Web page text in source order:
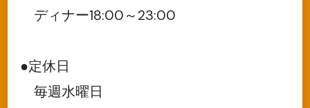
ディナー18:00～23:00
●定休日
毎週水曜日